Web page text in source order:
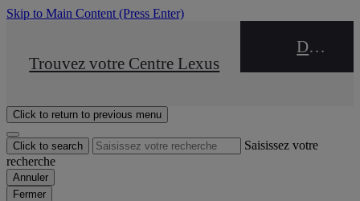
Skip to Main Content (Press Enter)
STOP DRIVE Takata
Trouvez votre Centre Lexus
DEALER NAME
Click to return to previous menu
Click to search
Saisissez votre
recherche
Annuler
Fermer